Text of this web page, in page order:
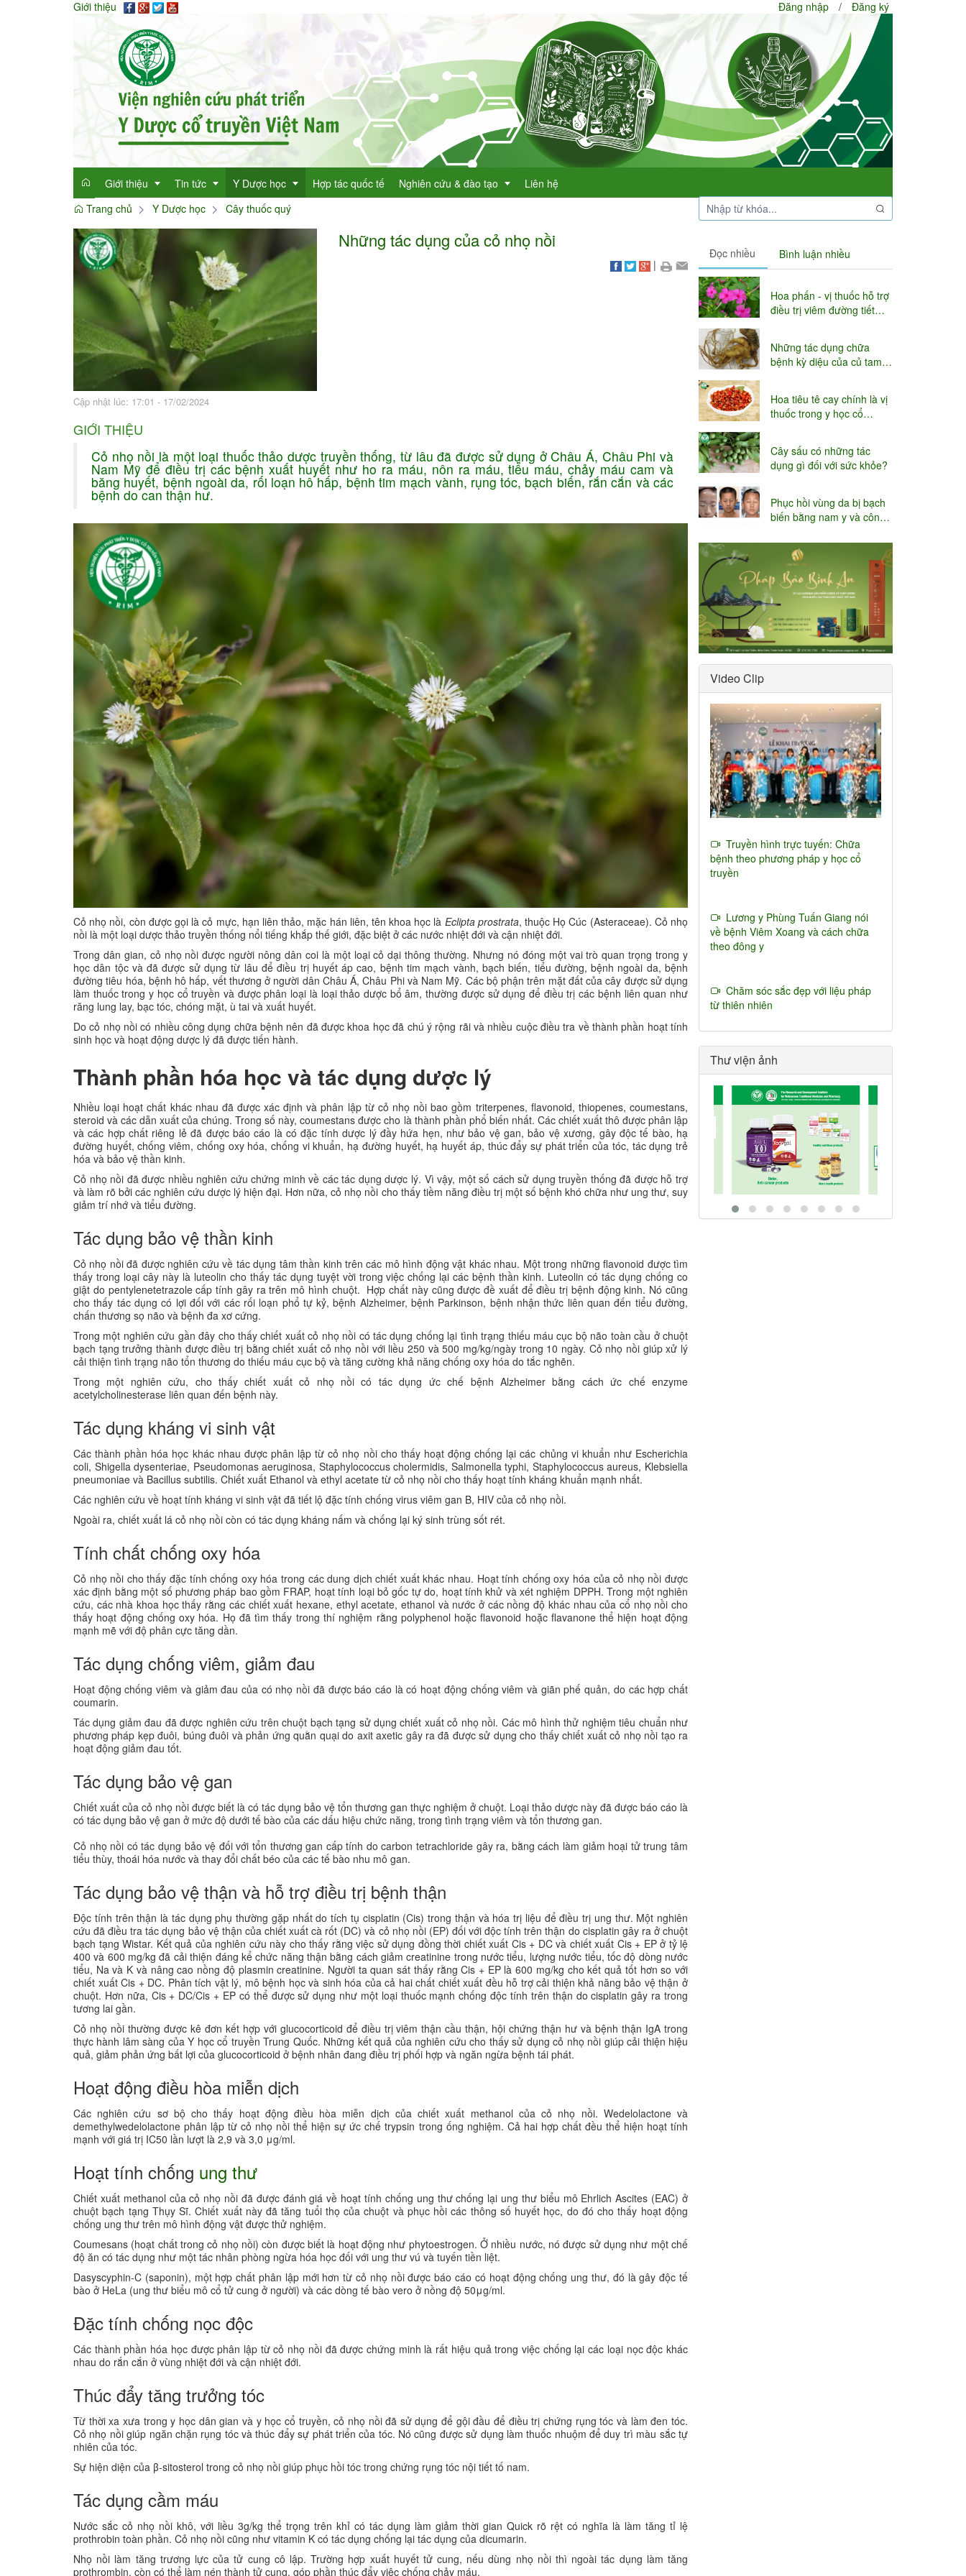
Giới thiệu Đăng nhập / Đăng ký
Giới thiệu
Giới thiệu
Mục đích
Chức năng nhiệm vụ
Tin tức
Tin tức tổng hợp
Tin tức trong ngành
Y Dược học
Thông tin y học
Cây thuốc quý
Danh lục cây thuốc Việt Nam
Làm đẹp với thảo dược
Bài thuốc hay
Hợp tác quốc tế Nghiên cứu & đào tạo
Dự án KHCN
Liên hệ
Trang chủ
Y Dược học Cây thuốc quý
Cập nhật lúc: 17:01 - 17/02/2024
Những tác dụng của cỏ nhọ nồi
|
GIỚI THIỆU
Cỏ nhọ nồi là một loại thuốc thảo dược truyền thống, từ lâu đã được sử dụng ở Châu Á, Châu Phi và
Nam Mỹ để điều trị các bệnh xuất huyết như ho ra máu, nôn ra máu, tiểu máu, chảy máu cam và
băng huyết, bệnh ngoài da, rối loạn hô hấp, bệnh tim mạch vành, rụng tóc, bạch biến, rắn cắn và các
bệnh do can thận hư.
Cỏ nhọ nồi, còn được gọi là cỏ mực, hạn liên thảo, mặc hán liên, tên khoa học là Eclipta prostrata, thuộc Họ Cúc (Asteraceae). Cỏ nhọ
nồi là một loại dược thảo truyền thống nổi tiếng khắp thế giới, đặc biệt ở các nước nhiệt đới và cận nhiệt đới.
Trong dân gian, cỏ nhọ nồi được người nông dân coi là một loại cỏ dại thông thường. Nhưng nó đóng một vai trò quan trọng trong y
học dân tộc và đã được sử dụng từ lâu để điều trị huyết áp cao, bệnh tim mạch vành, bạch biến, tiểu đường, bệnh ngoài da, bệnh
đường tiêu hóa, bệnh hô hấp, vết thương ở người dân Châu Á, Châu Phi và Nam Mỹ. Các bộ phận trên mặt đất của cây được sử dụng
làm thuốc trong y học cổ truyền và được phân loại là loại thảo dược bổ âm, thường được sử dụng để điều trị các bệnh liên quan như
răng lung lay, bạc tóc, chóng mặt, ù tai và xuất huyết.
Do cỏ nhọ nồi có nhiều công dụng chữa bệnh nên đã được khoa học đã chú ý rộng rãi và nhiều cuộc điều tra về thành phần hoạt tính
sinh học và hoạt động dược lý đã được tiến hành.
Thành phần hóa học và tác dụng dược lý
Nhiều loại hoạt chất khác nhau đã được xác định và phân lập từ cỏ nhọ nồi bao gồm triterpenes, flavonoid, thiopenes, coumestans,
steroid và các dẫn xuất của chúng. Trong số này, coumestans được cho là thành phần phổ biến nhất. Các chiết xuất thô được phân lập
và các hợp chất riêng lẻ đã được báo cáo là có đặc tính dược lý đầy hứa hẹn, như bảo vệ gan, bảo vệ xương, gây độc tế bào, hạ
đường huyết, chống viêm, chống oxy hóa, chống vi khuẩn, hạ đường huyết, hạ huyết áp, thúc đẩy sự phát triển của tóc, tác dụng trẻ
hóa và bảo vệ thần kinh.
Cỏ nhọ nồi đã được nhiều nghiên cứu chứng minh về các tác dụng dược lý. Vì vậy, một số cách sử dụng truyền thống đã được hỗ trợ
và làm rõ bởi các nghiên cứu dược lý hiện đại. Hơn nữa, cỏ nhọ nồi cho thấy tiềm năng điều trị một số bệnh khó chữa như ung thư, suy
giảm trí nhớ và tiểu đường.
Tác dụng bảo vệ thần kinh
Cỏ nhọ nồi đã được nghiên cứu về tác dụng tâm thần kinh trên các mô hình động vật khác nhau. Một trong những flavonoid được tìm
thấy trong loại cây này là luteolin cho thấy tác dụng tuyệt vời trong việc chống lại các bệnh thần kinh. Luteolin có tác dụng chống co
giật do pentylenetetrazole cấp tính gây ra trên mô hình chuột. Hợp chất này cũng được đề xuất để điều trị bệnh động kinh. Nó cũng
cho thấy tác dụng có lợi đối với các rối loạn phổ tự kỷ, bệnh Alzheimer, bệnh Parkinson, bệnh nhận thức liên quan đến tiểu đường,
chấn thương sọ não và bệnh đa xơ cứng.
Trong một nghiên cứu gần đây cho thấy chiết xuất cỏ nhọ nồi có tác dụng chống lại tình trạng thiếu máu cục bộ não toàn cầu ở chuột
bạch tạng trưởng thành được điều trị bằng chiết xuất cỏ nhọ nồi với liều 250 và 500 mg/kg/ngày trong 10 ngày. Cỏ nhọ nồi giúp xử lý
cải thiện tình trạng não tổn thương do thiếu máu cục bộ và tăng cường khả năng chống oxy hóa do tắc nghẽn.
Trong một nghiên cứu, cho thấy chiết xuất cỏ nhọ nồi có tác dụng ức chế bệnh Alzheimer bằng cách ức chế enzyme
acetylcholinesterase liên quan đến bệnh này.
Tác dụng kháng vi sinh vật
Các thành phần hóa học khác nhau được phân lập từ cỏ nhọ nồi cho thấy hoạt động chống lại các chủng vi khuẩn như Escherichia
coli, Shigella dysenteriae, Pseudomonas aeruginosa, Staphylococcus cholermidis, Salmonella typhi, Staphylococcus aureus, Klebsiella
pneumoniae và Bacillus subtilis. Chiết xuất Ethanol và ethyl acetate từ cỏ nhọ nồi cho thấy hoạt tính kháng khuẩn mạnh nhất.
Các nghiên cứu về hoạt tính kháng vi sinh vật đã tiết lộ đặc tính chống virus viêm gan B, HIV của cỏ nhọ nồi.
Ngoài ra, chiết xuất lá cỏ nhọ nồi còn có tác dụng kháng nấm và chống lại ký sinh trùng sốt rét.
Tính chất chống oxy hóa
Cỏ nhọ nồi cho thấy đặc tính chống oxy hóa trong các dung dịch chiết xuất khác nhau. Hoạt tính chống oxy hóa của cỏ nhọ nồi được
xác định bằng một số phương pháp bao gồm FRAP, hoạt tính loại bỏ gốc tự do, hoạt tính khử và xét nghiệm DPPH. Trong một nghiên
cứu, các nhà khoa học thấy rằng các chiết xuất hexane, ethyl acetate, ethanol và nước ở các nồng độ khác nhau của cổ nhọ nồi cho
thấy hoạt động chống oxy hóa. Họ đã tìm thấy trong thí nghiệm rằng polyphenol hoặc flavonoid hoặc flavanone thể hiện hoạt động
mạnh mẽ với độ phân cực tăng dần.
Tác dụng chống viêm, giảm đau
Hoạt động chống viêm và giảm đau của có nhọ nồi đã được báo cáo là có hoạt động chống viêm và giãn phế quản, do các hợp chất
coumarin.
Tác dụng giảm đau đã được nghiên cứu trên chuột bạch tạng sử dụng chiết xuất cỏ nhọ nồi. Các mô hình thử nghiệm tiêu chuẩn như
phương pháp kẹp đuôi, búng đuôi và phản ứng quằn quại do axit axetic gây ra đã được sử dụng cho thấy chiết xuất cỏ nhọ nồi tạo ra
hoạt động giảm đau tốt.
Tác dụng bảo vệ gan
Chiết xuất của cỏ nhọ nồi được biết là có tác dụng bảo vệ tổn thương gan thực nghiệm ở chuột. Loại thảo dược này đã được báo cáo là
có tác dụng bảo vệ gan ở mức độ dưới tế bào của các dấu hiệu chức năng, trong tình trạng viêm và tổn thương gan.
Cỏ nhọ nồi có tác dụng bảo vệ đối với tổn thương gan cấp tính do carbon tetrachloride gây ra, bằng cách làm giảm hoại tử trung tâm
tiểu thùy, thoái hóa nước và thay đổi chất béo của các tế bào nhu mô gan.
Tác dụng bảo vệ thận và hỗ trợ điều trị bệnh thận
Độc tính trên thận là tác dụng phụ thường gặp nhất do tích tụ cisplatin (Cis) trong thận và hóa trị liệu để điều trị ung thư. Một nghiên
cứu đã điều tra tác dụng bảo vệ thận của chiết xuất cà rốt (DC) và cỏ nhọ nồi (EP) đối với độc tính trên thận do cisplatin gây ra ở chuột
bạch tạng Wistar. Kết quả của nghiên cứu này cho thấy rằng việc sử dụng đồng thời chiết xuất Cis + DC và chiết xuất Cis + EP ở tỷ lệ
400 và 600 mg/kg đã cải thiện đáng kể chức năng thận bằng cách giảm creatinine trong nước tiểu, lượng nước tiểu, tốc độ dòng nước
tiểu, Na và K và nâng cao nồng độ plasmin creatinine. Người ta quan sát thấy rằng Cis + EP là 600 mg/kg cho kết quả tốt hơn so với
chiết xuất Cis + DC. Phân tích vật lý, mô bệnh học và sinh hóa của cả hai chất chiết xuất đều hỗ trợ cải thiện khả năng bảo vệ thận ở
chuột. Hơn nữa, Cis + DC/Cis + EP có thể được sử dụng như một loại thuốc mạnh chống độc tính trên thận do cisplatin gây ra trong
tương lai gần.
Cỏ nhọ nồi thường được kê đơn kết hợp với glucocorticoid để điều trị viêm thận cầu thận, hội chứng thận hư và bệnh thận IgA trong
thực hành lâm sàng của Y học cổ truyền Trung Quốc. Những kết quả của nghiên cứu cho thấy sử dụng cỏ nhọ nồi giúp cải thiện hiệu
quả, giảm phản ứng bất lợi của glucocorticoid ở bệnh nhân đang điều trị phối hợp và ngăn ngừa bệnh tái phát.
Hoạt động điều hòa miễn dịch
Các nghiên cứu sơ bộ cho thấy hoạt động điều hòa miễn dịch của chiết xuất methanol của cỏ nhọ nồi. Wedelolactone và
demethylwedelolactone phân lập từ cỏ nhọ nồi thể hiện sự ức chế trypsin trong ống nghiệm. Cả hai hợp chất đều thể hiện hoạt tính
mạnh với giá trị IC50 lần lượt là 2,9 và 3,0 μg/ml.
Hoạt tính chống ung thư
Chiết xuất methanol của cỏ nhọ nồi đã được đánh giá về hoạt tính chống ung thư chống lại ung thư biểu mô Ehrlich Ascites (EAC) ở
chuột bạch tạng Thụy Sĩ. Chiết xuất này đã tăng tuổi thọ của chuột và phục hồi các thông số huyết học, do đó cho thấy hoạt động
chống ung thư trên mô hình động vật được thử nghiệm.
Coumesans (hoạt chất trong cỏ nhọ nồi) còn được biết là hoạt động như phytoestrogen. Ở nhiều nước, nó được sử dụng như một chế
độ ăn có tác dụng như một tác nhân phòng ngừa hóa học đối với ung thư vú và tuyến tiền liệt.
Dasyscyphin-C (saponin), một hợp chất phân lập mới hơn từ cỏ nhọ nồi được báo cáo có hoạt động chống ung thư, đó là gây độc tế
bào ở HeLa (ung thư biểu mô cổ tử cung ở người) và các dòng tế bào vero ở nồng độ 50μg/ml.
Đặc tính chống nọc độc
Các thành phần hóa học được phân lập từ cỏ nhọ nồi đã được chứng minh là rất hiệu quả trong việc chống lại các loại nọc độc khác
nhau do rắn cắn ở vùng nhiệt đới và cận nhiệt đới.
Thúc đẩy tăng trưởng tóc
Từ thời xa xưa trong y học dân gian và y học cổ truyền, cỏ nhọ nồi đã sử dụng để gội đầu để điều trị chứng rụng tóc và làm đen tóc.
Cỏ nhọ nồi giúp ngăn chặn rụng tóc và thúc đẩy sự phát triển của tóc. Nó cũng được sử dụng làm thuốc nhuộm để duy trì màu sắc tự
nhiên của tóc.
Sự hiện diện của β-sitosterol trong cỏ nhọ nồi giúp phục hồi tóc trong chứng rụng tóc nội tiết tố nam.
Tác dụng cầm máu
Nước sắc cỏ nhọ nồi khô, với liều 3g/kg thể trọng trên khỉ có tác dụng làm giảm thời gian Quick rõ rệt có nghĩa là làm tăng tỉ lệ
prothrobin toàn phần. Cỏ nhọ nồi cũng như vitamin K có tác dụng chống lại tác dụng của dicumarin.
Nhọ nồi làm tăng trương lực của tử cung cô lập. Trường hợp xuất huyết tử cung, nếu dùng nhọ nồi thì ngoài tác dụng làm tăng
prothrombin, còn có thể làm nén thành tử cung, góp phần thúc đẩy việc chống chảy máu.
Đọc nhiều Bình luận nhiều
Hoa phấn - vị thuốc hỗ trợ
điều trị viêm đường tiết
Những tác dụng chữa
bệnh kỳ diệu của củ tam
Hoa tiêu tê cay chính là vị
thuốc trong y học cổ
Cây sấu có những tác
dụng gì đối với sức khỏe?
Phục hồi vùng da bị bạch
biến bằng nam y và công
Video Clip
Truyền hình trực tuyến: Chữa
bệnh theo phương pháp y học cổ
truyền
Lương y Phùng Tuấn Giang nói
về bệnh Viêm Xoang và cách chữa
theo đông y
Chăm sóc sắc đẹp với liệu pháp
từ thiên nhiên
Thư viện ảnh